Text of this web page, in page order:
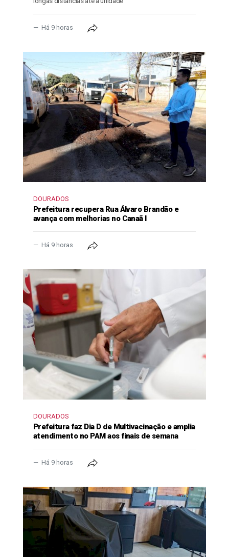
Há 9 horas
DOURADOS
Prefeitura recupera Rua Álvaro Brandão e
avança com melhorias no Canaã I
Há 9 horas
DOURADOS
Prefeitura faz Dia D de Multivacinação e amplia
atendimento no PAM aos finais de semana
Há 9 horas